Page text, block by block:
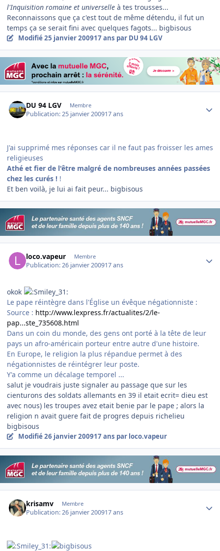
l'Inquisition romaine et universelle à tes trousses...
Reconnaissons que ça c'est tout de même détendu, il fut un
temps ça se serait fini avec quelques fagots... bigbisous
Modifié25 janvier 200917 ans par DU 94 LGV
DU 94 LGV Membre
Publication:25 janvier 200917 ans
J'ai supprimé mes réponses car il ne faut pas froisser les ames
religieuses
Athé et fier de l'être malgré de nombreuses années passées
chez les curés ! !
Et ben voilà, je lui ai fait peur... bigbisous
loco.vapeur Membre
Publication:26 janvier 200917 ans
okok
Le pape réintègre dans l'Église un évêque négationniste :
Source : http://www.lexpress.fr/actualites/2/le-
pap...ste_735608.html
Dans un coin du monde, des gens ont porté à la tête de leur
pays un afro-américain porteur entre autre d'une histoire.
En Europe, le religion la plus répandue permet à des
négationnistes de réintégrer leur poste.
Y'a comme un décalage temporel ...
salut je voudrais juste signaler au passage que sur les
cienturons des soldats allemants en 39 il etait ecrit= dieu est
avec nous) les troupes avez etait benie par le pape ; alors la
religion n avait guere fait de progres depuis richelieu
bigbisous
Modifié26 janvier 200917 ans par loco.vapeur
krisamv Membre
Publication:26 janvier 200917 ans